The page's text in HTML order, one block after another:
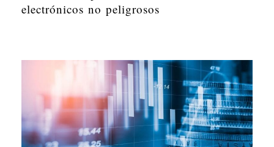
electrónicos no peligrosos